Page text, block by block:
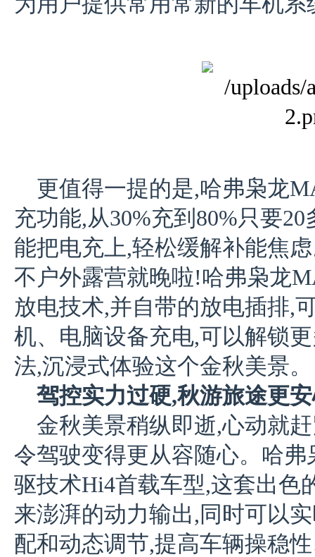
更值得一提的是,哈弗枭龙
充功能,从30%充到80%只要
能把电充上,轻松缓解补能焦
不户外露营就晚啦!哈弗枭龙
放电技术,并自带的放电插排,
机、电脑设备充电,可以解锁
法,沉浸式体验这个金秋美景。
驾控实力过硬,秋游旅途更
金秋美景稍纵即逝,心动就
令驾驶变得更从容随心。哈
驱技术Hi4首载车型,这套出色
来澎湃的动力输出,同时可以
配和动态调节,提高车辆操稳